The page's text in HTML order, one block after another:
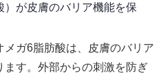
が皮膚のバリア機能を保
メガ6脂肪酸は、皮膚のバリア
す。外部からの刺激を防ぎ